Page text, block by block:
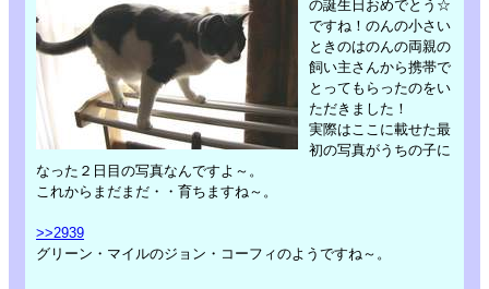
の誕生日おめでとう☆
ですね！のんの小さい
ときのはのんの両親の
飼い主さんから携帯で
とってもらったのをい
ただきました！
実際はここに載せた最
初の写真がうちの子に
なった２日目の写真なんですよ～。
これからまだまだ・・育ちますね～。
>>2939
グリーン・マイルのジョン・コーフィのようですね～。